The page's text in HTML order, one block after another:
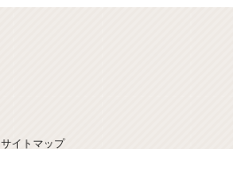
サイトマップ